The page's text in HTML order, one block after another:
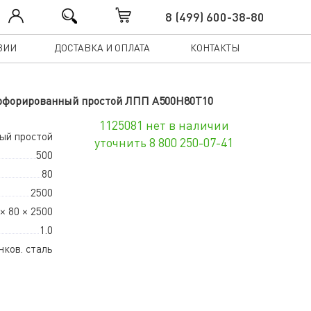
8 (499) 600-38-80
КОНТАКТЫ
ДОСТАВКА И ОПЛАТА
простой ЛПП A500Н80Т10
простой
500
80
2500
80 × 2500
1.0
сталь
1125081 нет в наличии
уточнить 8 800 250-07-41